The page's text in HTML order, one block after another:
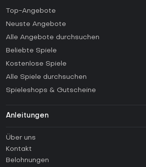
Top-Angebote
Neuste Angebote
Alle Angebote durchsuchen
Beliebte Spiele
Kostenlose Spiele
Alle Spiele durchsuchen
Spieleshops & Gutscheine
Anleitungen
Anleitungen
Wie aktiviert man einen Steam CD Key?
Über uns
Kontakt
Belohnungen